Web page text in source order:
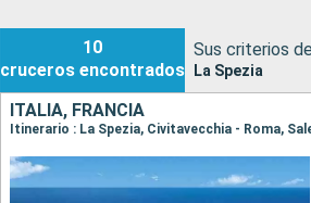
10
cruceros encontrados
Sus criterios
La Spezia
ITALIA, FRANCIA